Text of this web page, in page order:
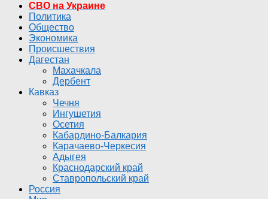
СВО на Украине
Политика
Общество
Экономика
Происшествия
Дагестан
Махачкала
Дербент
Кавказ
Чечня
Ингушетия
Осетия
Кабардино-Балкария
Карачаево-Черкесия
Адыгея
Краснодарский край
Ставропольский край
Россия